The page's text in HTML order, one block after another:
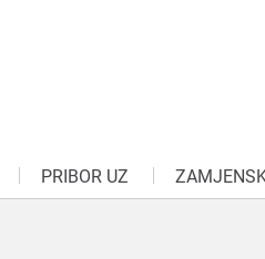
PRIBOR UZ